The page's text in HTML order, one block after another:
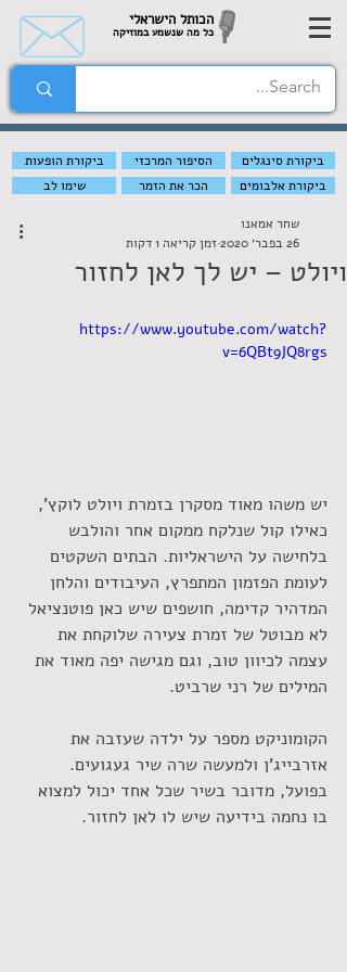
הכותל הישראלי
כל מה שנשמע במוזיקה
ביקורת הופעות הסיפור המרכזי
ביקורת סינגלים
שימו לב
הכר את הזמר ביקורת אלבומים
ויולט – יש לך לאן לחזור
שחר אמאנו
26 בפבר׳ 2020
זמן קריאה 1 דקות
https://www.youtube.com/watch?
v=6QBt9JQ8rgs
יש משהו מאוד מסקרן בזמרת ויולט לוקץ',
כאילו קול שנלקח ממקום אחר והולבש
בלחישה על הישראליות. הבתים השקטים
לעומת הפזמון המתפרץ, העיבודים והלחן
המדהיר קדימה, חושפים שיש כאן פוטנציאל
לא מבוטל של זמרת צעירה שלוקחת את
עצמה לכיוון טוב, וגם מגישה יפה מאוד את
המילים של רני שרביט.
הקומוניקט מספר על ילדה שעזבה את
אזרבייג'ן ולמעשה שרה שיר געגועים.
בפועל, מדובר בשיר שכל אחד יכול למצוא
בו נחמה בידיעה שיש לו לאן לחזור.